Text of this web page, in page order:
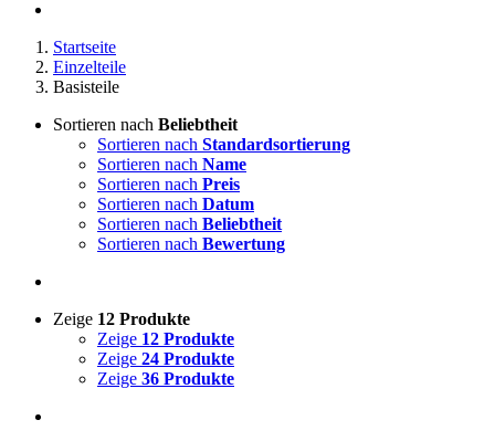
Startseite
Einzelteile
Basisteile
Sortieren nach Beliebtheit
Sortieren nach Standardsortierung
Sortieren nach Name
Sortieren nach Preis
Sortieren nach Datum
Sortieren nach Beliebtheit
Sortieren nach Bewertung
Zeige 12 Produkte
Zeige 12 Produkte
Zeige 24 Produkte
Zeige 36 Produkte